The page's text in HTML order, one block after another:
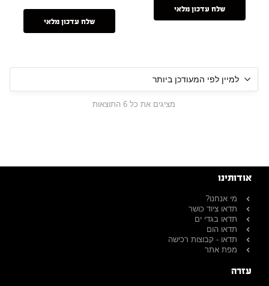
שלח עדכון מלאי
שלח עדכון מלאי
מציגים את כל ⁦6⁩ התוצאות
אודותינו
מי אנחנו?
תדאו ציוד כושר
תדאו בגדי ים
תדאו הום
תדאו - קבוצות רכישה
מפת אתר
עזרה